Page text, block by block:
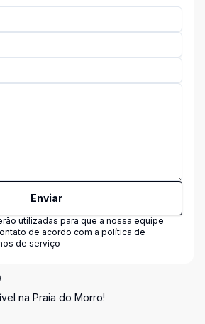
Enviar
utilizadas para que a nossa equipe
de acordo com a política de
de serviço
na Praia do Morro!